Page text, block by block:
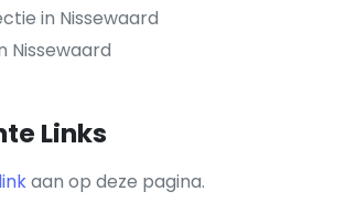
in Nissewaard
Nissewaard
Links
linkaan op deze pagina.